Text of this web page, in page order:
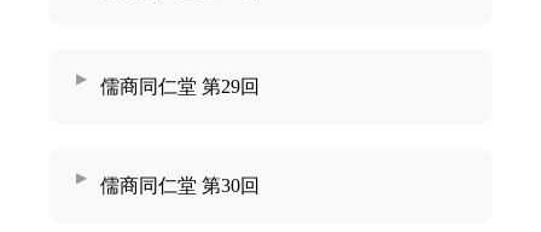
儒商同仁堂 第29回
儒商同仁堂 第30回